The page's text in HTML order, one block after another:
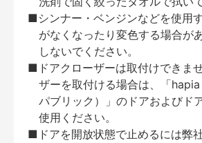
■シンナー・ベンジンなどを使用
がなくなったり変色する場合が
しないでください。
■ドアクローザーは取付けできま
ザーを取付ける場合は、「
パブリック）」のドアおよびド
使用ください。
■ドアを開放状態で止めるには弊